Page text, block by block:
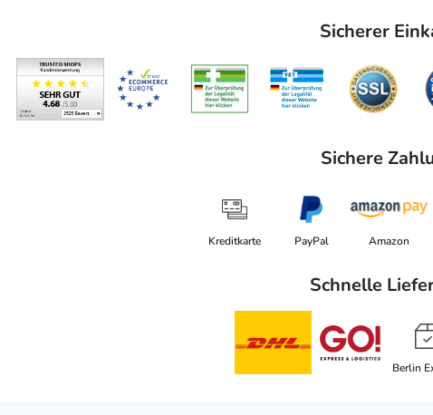
Sicherer
Sichere
Kreditkarte PayPal Amazon
Schnelle
Berlin